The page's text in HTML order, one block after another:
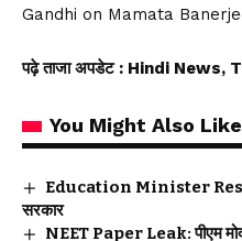
Gandhi on Mamata
पढ़े ताजा अपडेट : Hindi News,
You Might Also Like
Education Minister
सरकार
NEET Paper Leak: पीएम